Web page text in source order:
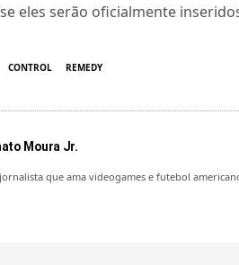
eles serão oficialmente
CONTROL REMEDY
Moura Jr.
que ama videogames e futebol